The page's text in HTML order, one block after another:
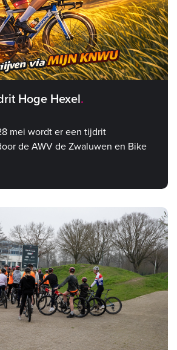
Hoge Hexel
mei wordt er een tijdrit
de AWV de Zwaluwen en Bike